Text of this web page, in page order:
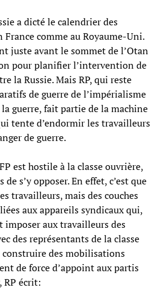
a dicté le calendrier des
comme au Royaume-Uni.
juste avant le sommet de l’Otan
pour planifier l’intervention de
la Russie. Mais RP, qui reste
de guerre de l’impérialisme
guerre, fait partie de la machine
tente d’endormir les travailleurs
de guerre.
est hostile à la classe ouvrière,
s’y opposer. En effet, c’est que
travailleurs, mais des couches
aux appareils syndicaux qui,
imposer aux travailleurs des
des représentants de la classe
des mobilisations
de force d’appoint aux partis
RP écrit: